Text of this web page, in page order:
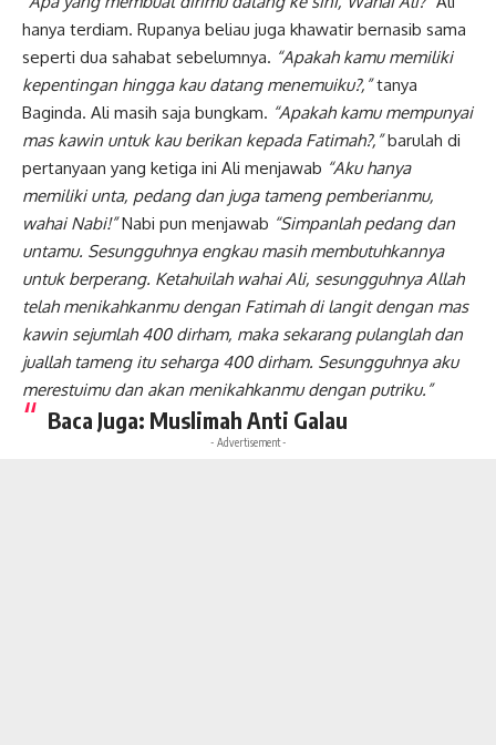
hanya terdiam. Rupanya beliau juga khawatir bernasib sama
seperti dua sahabat sebelumnya. “Apakah kamu memiliki
kepentingan hingga kau datang menemuiku?,”tanya
Baginda. Ali masih saja bungkam. “Apakah kamu mempunyai
mas kawin untuk kau berikan kepada Fatimah?,”barulah di
pertanyaan yang ketiga ini Ali menjawab “Aku hanya
memiliki unta, pedang dan juga tameng pemberianmu,
wahai Nabi!”Nabi pun menjawab “Simpanlah pedang dan
untamu. Sesungguhnya engkau masih membutuhkannya
untuk berperang. Ketahuilah wahai Ali, sesungguhnya Allah
telah menikahkanmu dengan Fatimah di langit dengan mas
kawin sejumlah 400 dirham, maka sekarang pulanglah dan
juallah tameng itu seharga 400 dirham. Sesungguhnya aku
merestuimu dan akan menikahkanmu dengan putriku.”
Baca Juga: Muslimah Anti Galau
- Advertisement -